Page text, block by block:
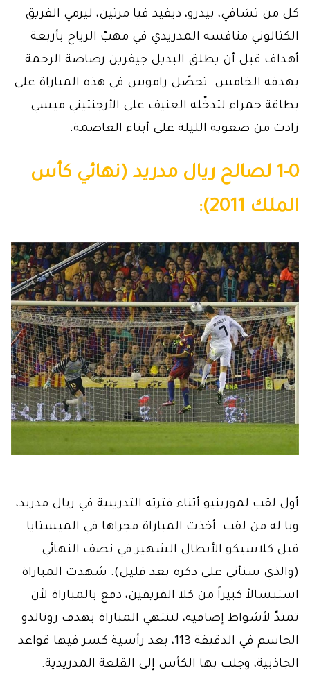
كل من تشافي، بيدرو، ديفيد فيا مرتين، ليرمي الفريق
الكتالوني منافسه المدريدي في مهبّ الرياح بأربعة
أهداف قبل أن يطلق البديل جيفرين رصاصة الرحمة
بهدفه الخامس. تحصّل راموس في هذه المباراة على
بطاقة حمراء لتدخّله العنيف على الأرجنتيني ميسي
زادت من صعوبة الليلة على أبناء العاصمة.
1-0 لصالح ريال مدريد (نهائي كأس
الملك 2011):
أول لقب لمورينيو أثناء فترته التدريبية في ريال مدريد،
ويا له من لقب. أخذت المباراة مجراها في الميستايا
قبل كلاسيكو الأبطال الشهير في نصف النهائي
(والذي سنأتي على ذكره بعد قليل). شهدت المباراة
استبسالاً كبيراً من كلا الفريقين، دفع بالمباراة لأن
تمتدّ لأشواط إضافية، لتنتهي المباراة بهدف رونالدو
الحاسم في الدقيقة 113، بعد رأسية كسر فيها قواعد
الجاذبية، وجلب بها الكأس إلى القلعة المدريدية.